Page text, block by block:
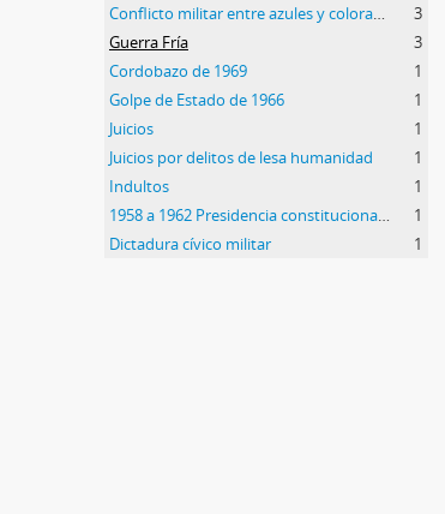
3
Guerra Fría
3
Cordobazo de 1969
1
Golpe de Estado de 1966
1
Juicios
1
Juicios por delitos de lesa humanidad
1
Indultos
1
1
Dictadura cívico militar
1